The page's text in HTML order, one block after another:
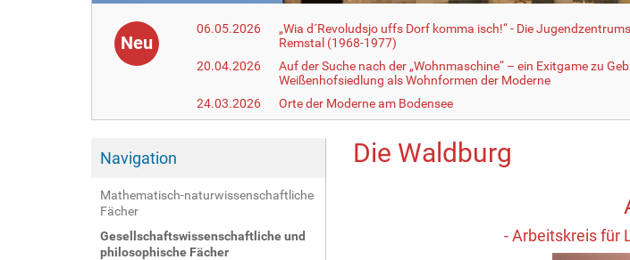
Neu
06.05.2026
„Wia d´Revoludsjo uffs Dorf komma isch!“ - Die
Remstal (1968-1977)
20.04.2026
Auf der Suche nach der „Wohnmaschine“ – ein Exitgame zu
Weißenhofsiedlung als Wohnformen der Moderne
24.03.2026
Orte der Moderne am Bodensee
Navigation
Mathematisch-naturwissenschaftliche
Fächer
Gesellschaftswissenschaftliche und
philosophische Fächer
Die Waldburg
- Arbeitskreis für